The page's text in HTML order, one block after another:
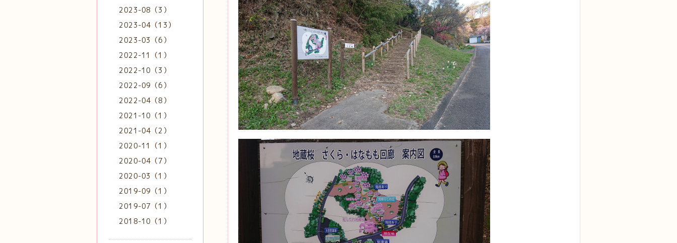
2023-08（3）
2023-04（13）
2023-03（6）
2022-11（1）
2022-10（3）
2022-09（6）
2022-04（8）
2021-10（1）
2021-04（2）
2020-11（1）
2020-04（7）
2020-03（1）
2019-09（1）
2019-07（1）
2018-10（1）